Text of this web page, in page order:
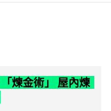
煉金術」 屋內煉